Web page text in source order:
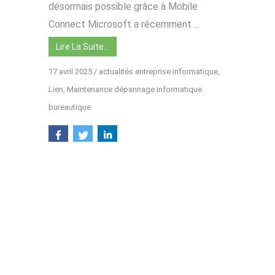
désormais possible grâce à Mobile
Connect Microsoft a récemment ...
Lire La Suite…
17 avril 2025 / actualités entreprise informatique,
Lien, Maintenance dépannage informatique
bureautique